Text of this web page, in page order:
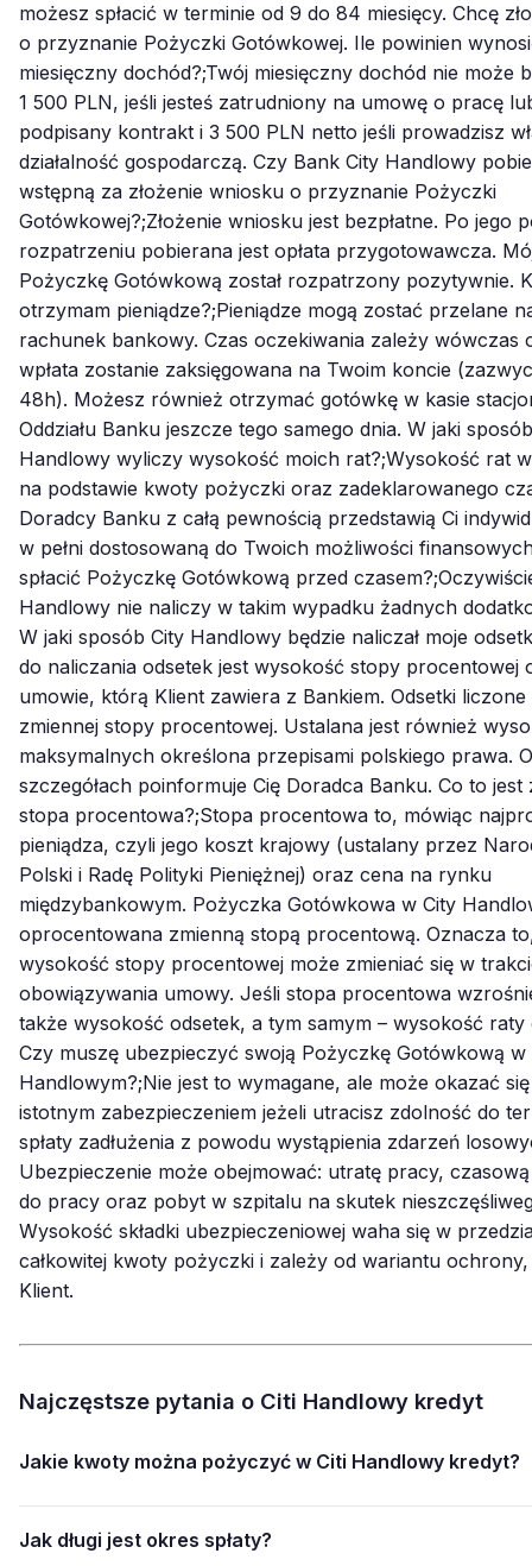
możesz spłacić w terminie od 9 do 84 miesięcy. Chcę
o przyznanie Pożyczki Gotówkowej. Ile powinien
miesięczny dochód?;Twój miesięczny dochód nie może
1 500 PLN, jeśli jesteś zatrudniony na umowę o pracę
podpisany kontrakt i 3 500 PLN netto jeśli prowadzisz
działalność gospodarczą. Czy Bank City Handlowy
wstępną za złożenie wniosku o przyznanie Pożyczki
Gotówkowej?;Złożenie wniosku jest bezpłatne. Po jego
rozpatrzeniu pobierana jest opłata przygotowawcza.
Pożyczkę Gotówkową został rozpatrzony pozytywnie.
otrzymam pieniądze?;Pieniądze mogą zostać przelane
rachunek bankowy. Czas oczekiwania zależy wówczas
wpłata zostanie zaksięgowana na Twoim koncie
48h). Możesz również otrzymać gotówkę w kasie
Oddziału Banku jeszcze tego samego dnia. W jaki
Handlowy wyliczy wysokość moich rat?;Wysokość rat
na podstawie kwoty pożyczki oraz zadeklarowanego
Doradcy Banku z całą pewnością przedstawią Ci
w pełni dostosowaną do Twoich możliwości
spłacić Pożyczkę Gotówkową przed
Handlowy nie naliczy w takim wypadku żadnych
W jaki sposób City Handlowy będzie naliczał moje
do naliczania odsetek jest wysokość stopy procentowej
umowie, którą Klient zawiera z Bankiem. Odsetki liczone
zmiennej stopy procentowej. Ustalana jest również
maksymalnych określona przepisami polskiego prawa.
szczegółach poinformuje Cię Doradca Banku. Co to jest
stopa procentowa?;Stopa procentowa to, mówiąc
pieniądza, czyli jego koszt krajowy (ustalany przez
Polski i Radę Polityki Pieniężnej) oraz cena na rynku
międzybankowym. Pożyczka Gotówkowa w City
oprocentowana zmienną stopą procentową. Oznacza
wysokość stopy procentowej może zmieniać się w
obowiązywania umowy. Jeśli stopa procentowa
także wysokość odsetek, a tym samym – wysokość raty
Czy muszę ubezpieczyć swoją Pożyczkę Gotówkową w
Handlowym?;Nie jest to wymagane, ale może okazać
istotnym zabezpieczeniem jeżeli utracisz zdolność do
spłaty zadłużenia z powodu wystąpienia zdarzeń
Ubezpieczenie może obejmować: utratę pracy,
do pracy oraz pobyt w szpitalu na skutek
Wysokość składki ubezpieczeniowej waha się w
całkowitej kwoty pożyczki i zależy od wariantu
Klient.
Najczęstsze pytania o Citi Handlowy kredyt
Jakie kwoty można pożyczyć w Citi Handlowy kredyt?
Jak długi jest okres spłaty?